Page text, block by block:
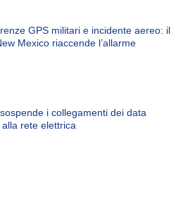
GPS militari e incidente aereo: il
Mexico riaccende l’allarme
i collegamenti dei data
rete elettrica